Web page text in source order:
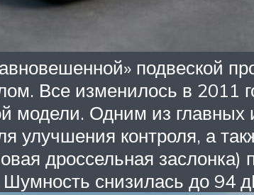
подвеской
Все изменилось в 2011
модели. Одним из
улучшения контроля, а
дроссельная заслонка)
снизилась до 94